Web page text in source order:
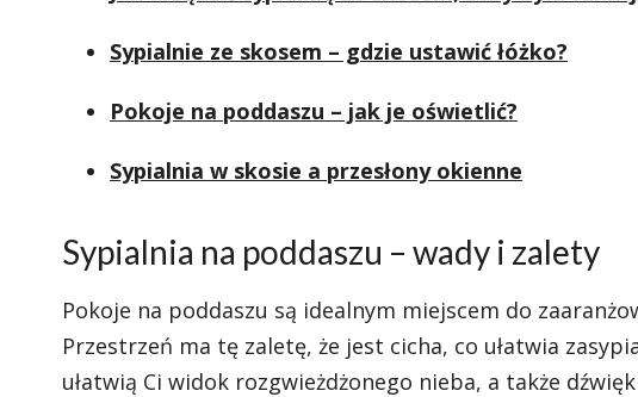
Sypialnie ze skosem – gdzie ustawić łóżko?
Pokoje na poddaszu – jak je oświetlić?
Sypialnia w skosie a przesłony okienne
Sypialnia na poddaszu – wady i zalety
Pokoje na poddaszu są idealnym miejscem do
Przestrzeń ma tę zaletę, że jest cicha, co ułatwia
ułatwią Ci widok rozgwieżdżonego nieba, a także